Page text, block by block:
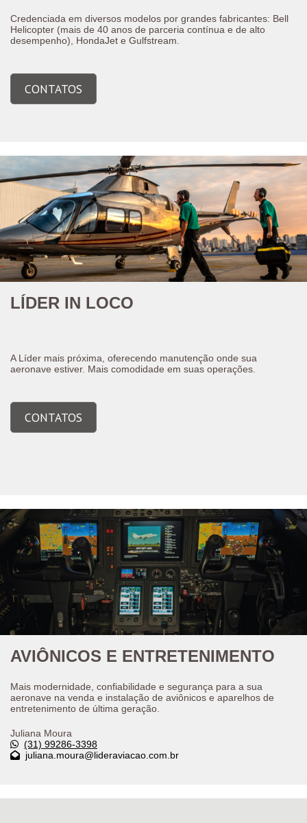
Credenciada em diversos modelos por grandes fabricantes: Bell
Helicopter (mais de 40 anos de parceria contínua e de alto
desempenho), HondaJet e Gulfstream.
CONTATOS
LÍDER IN LOCO
A Líder mais próxima, oferecendo manutenção onde sua
aeronave estiver. Mais comodidade em suas operações.
CONTATOS
AVIÔNICOS E ENTRETENIMENTO
Mais modernidade, confiabilidade e segurança para a sua
aeronave na venda e instalação de aviônicos e aparelhos de
entretenimento de última geração.
Juliana Moura
(31) 99286-3398
juliana.moura@lideraviacao.com.br